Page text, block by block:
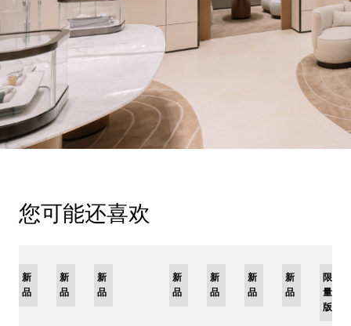
您可能还喜欢
新
品
新
品
新
品
新
品
新
品
新
品
新
品
限
量
版